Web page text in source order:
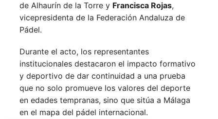
de Alhaurín de la Torre y Francisca Rojas,
vicepresidenta de la Federación Andaluza de
Pádel.
Durante el acto, los representantes
institucionales destacaron el impacto formativo
y deportivo de dar continuidad a una prueba
que no solo promueve los valores del deporte
en edades tempranas, sino que sitúa a Málaga
en el mapa del pádel internacional.